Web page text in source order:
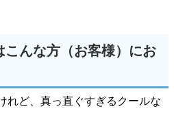
こんな方（お客様）にお
れど、真っ直ぐすぎるクールな